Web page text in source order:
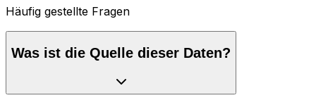
Häufig gestellte Fragen
Was ist die Quelle dieser Daten?